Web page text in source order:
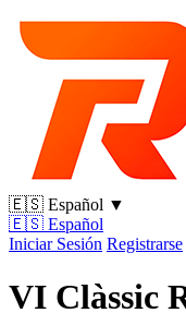
🇪🇸 Español ▼
🇪🇸 Español
Iniciar Sesión Registrarse
VI Clàssic